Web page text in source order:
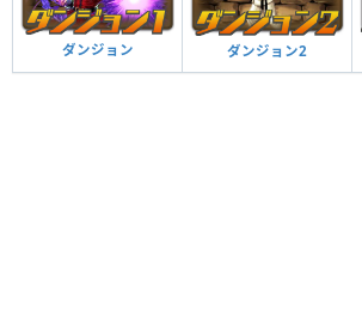
ダンジョン ダンジョン2